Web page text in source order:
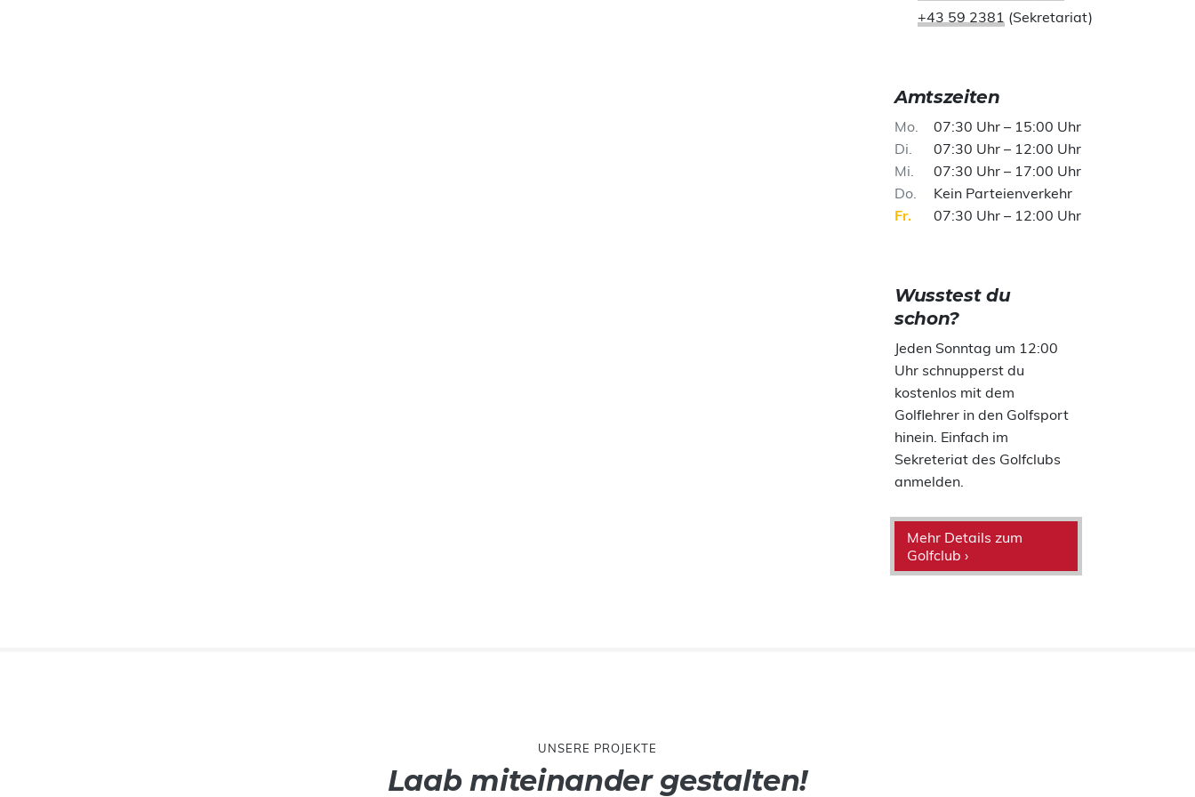
+43 59 2381 (Sekretariat)
Amtszeiten
Mo
07:30 Uhr – 15:00 Uhr
Di
07:30 Uhr – 12:00 Uhr
Mi
07:30 Uhr – 17:00 Uhr
Do
Kein Parteienverkehr
Fr
07:30 Uhr – 12:00 Uhr
Wusstest du
schon?
Jeden Sonntag um 12:00
Uhr schnupperst du
kostenlos mit dem
Golflehrer in den Golfsport
hinein. Einfach im
Sekreteriat des Golfclubs
anmelden.
Mehr Details zum
Golfclub ›
UNSERE PROJEKTE
Laab miteinander gestalten!